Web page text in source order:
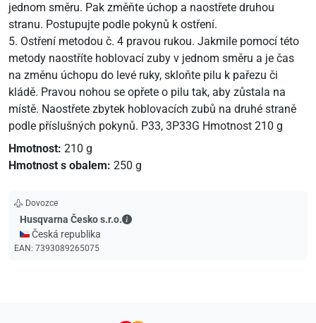
jednom směru. Pak změňte úchop a naostřete druhou
stranu. Postupujte podle pokynů k ostření.
5. Ostření metodou č. 4 pravou rukou. Jakmile pomocí této
metody naostříte hoblovací zuby v jednom směru a je čas
na změnu úchopu do levé ruky, skloňte pilu k pařezu či
kládě. Pravou nohou se opřete o pilu tak, aby zůstala na
místě. Naostřete zbytek hoblovacích zubů na druhé straně
podle příslušných pokynů. P33, 3P33G Hmotnost 210 g
Hmotnost: 210 g
Hmotnost s obalem: 250 g
Dovozce
Husqvarna Česko s.r.o.
Husqvarna Česko s.r.o. - Kontaktní údaje
🇨🇿 Česká republika
EAN: 7393089265075